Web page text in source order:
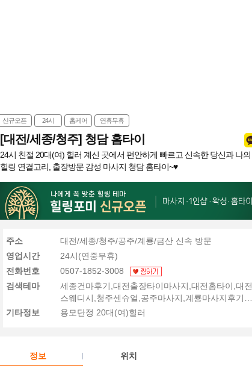
신규오픈 24시 홈케어 연휴무휴
[대전/세종/청주] 청담 홈타이
24시 친절 20대(여) 힐러 계신 곳에서 편안하게 빠르고 신속한 당신과 나의
힐링 연결고리, 출장방문 감성 마사지 청담 홈타이~♥
주소
대전/세종/청주/공주/계룡/금산 신속 방문
영업시간
24시(연중무휴)
전화번호
0507-1852-3008
검색테마
세종건마후기,대전출장타이마사지,대전홈타이,대전
스웨디시,청주센슈얼,공주마사지,계룡마사지후기,
금산출장마사지,청주출장마사지
기타정보 용모단정 20대(여)힐러
정보 위치